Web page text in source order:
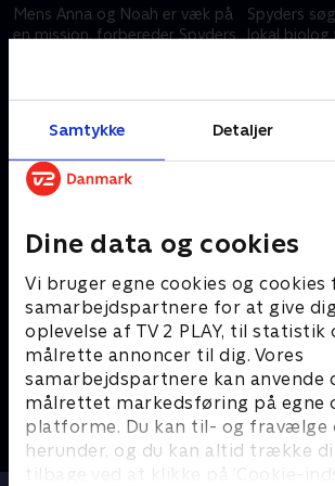
Samtykke Detaljer
Dine data og cookies
Vi bruger egne cookies og cookies
samarbejdspartnere for at give
oplevelse af TV 2 PLAY, til statistik
målrette annoncer til dig. Vores
samarbejdspartnere kan anvende
målrettet markedsføring på egne
platforme. Du kan til- og fravælge
herunder, og du kan altid trække
tilbage ved at klikke på ’Cookie-
Mens Anna og Noah er væk på
en mission, forbereder Spyders
Spyders
lokal biolog
mystiske
20.
Andre så også
Katrine undersøger - musik
Børne-underholdning • 1 sæsoner